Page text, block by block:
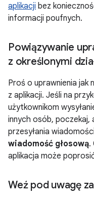
aplikacji bez
informacji poufnych.
Powiązywanie
z określonymi
Proś o uprawnienia jak
z aplikacji. Jeśli na
użytkownikom
innych osób, poczekaj,
przesyłania
wiadomość głosową.
aplikacja może
Weź pod uwagę